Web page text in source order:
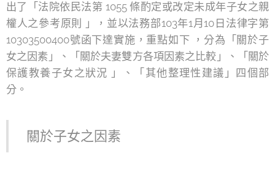
出了「法院依民法第 1055 條酌定或改定未成年子女之親
權人之參考原則 」，並以法務部103年1月10日法律字第
10303500400號函下達實施，重點如下 ，分為「關於子
女之因素」、「關於夫妻雙方各項因素之比較」、「關於
保護教養子女之狀況 」、「其他整理性建議」四個部
分。
關於子女之因素